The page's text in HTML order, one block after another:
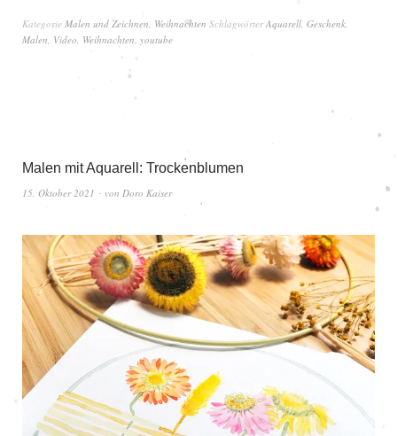
Kategorie Malen und Zeichnen Weihnachten SchlagwörterAquarell Geschenk
Malen Video Weihnachten youtube
Malen mit Aquarell: Trockenblumen
15. Oktober 2021 von Doro Kaiser